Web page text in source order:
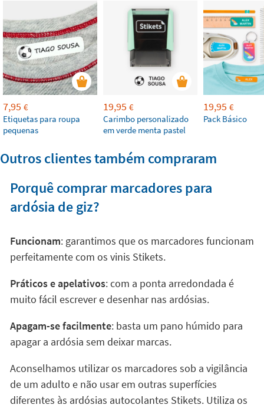
7,95 €
Etiquetas para roupa
pequenas
19,95 €
Carimbo personalizado
em verde menta pastel
19,95 €
Pack Básico
Outros clientes também compraram
Porquê comprar marcadores para
ardósia de giz?
Funcionam: garantimos que os marcadores funcionam
perfeitamente com os vinis Stikets.
Práticos e apelativos: com a ponta arredondada é
muito fácil escrever e desenhar nas ardósias.
Apagam-se facilmente: basta um pano húmido para
apagar a ardósia sem deixar marcas.
Aconselhamos utilizar os marcadores sob a vigilância
de um adulto e não usar em outras superfícies
diferentes às ardósias autocolantes Stikets. Utiliza os